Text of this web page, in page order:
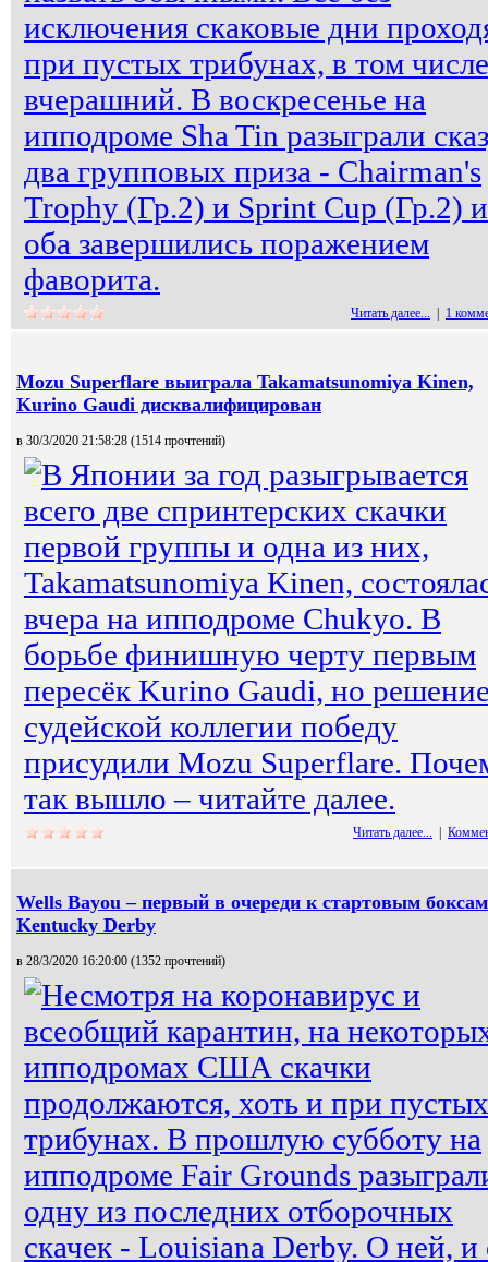
исключения скаковые дни
при пустых трибунах, в том
вчерашний. В воскресенье на
ипподроме Sha Tin разыграли
два групповых приза - Chairman's
Trophy (Гр.2) и Sprint Cup (Гр.2) и
оба завершились поражением
фаворита.
Читать далее... | 1
Mozu Superflare выиграла Takamatsunomiya Kinen,
Kurino Gaudi дисквалифицирован
в 30/3/2020 21:58:28 (1514 прочтений)
В Японии за год разыгрывается
всего две спринтерских скачки
первой группы и одна из них,
Takamatsunomiya Kinen,
вчера на ипподроме Chukyo. В
борьбе финишную черту первым
пересёк Kurino Gaudi, но
судейской коллегии победу
присудили Mozu Superflare.
так вышло – читайте далее.
Читать далее... |
Wells Bayou – первый в очереди к стартовым боксам
Kentucky Derby
в 28/3/2020 16:20:00 (1352 прочтений)
Несмотря на коронавирус и
всеобщий карантин, на
ипподромах США скачки
продолжаются, хоть и при пустых
трибунах. В прошлую субботу на
ипподроме Fair Grounds
одну из последних отборочных
скачек - Louisiana Derby. О ней, и